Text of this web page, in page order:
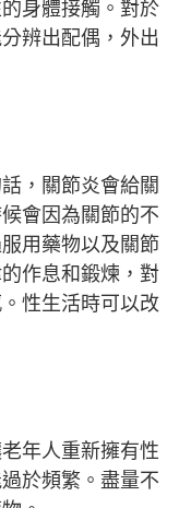
身體接觸。對於
辨出配偶，外出
，關節炎會給關
會因為關節的不
用藥物以及關節
作息和鍛煉，對
性生活時可以改
年人重新擁有性
於頻繁。盡量不